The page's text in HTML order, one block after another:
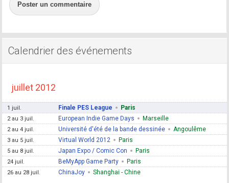
Poster un commentaire
Calendrier des événements
juillet 2012
1 juil. Finale PES League Paris
2 au 3 juil. European Indie Game Days Marseille
2 au 4 juil. Université d'été de la bande dessinée Angoulême
3 au 5 juil. Virtual World 2012 Paris
5 au 8 juil. Japan Expo / Comic Con Paris
24 juil. BeMyApp Game Party Paris
26 au 28 juil. ChinaJoy Shanghai - Chine